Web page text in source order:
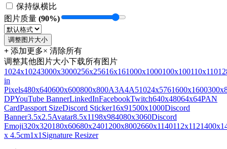
保持纵横比
图片质量 (90%)
调整图片大小
+ 添加更多× 清除所有
调整其他图片大小下载所有图片
1024x10243000x3000256x25616x161000x1000100x100110x110
in
Pixels480x640600x600800x800A3A4A51024x5761600x1600
DPYouTube BannerLinkedInFacebookTwitch640x48064x64PAN
CardPassport SizeDiscord Sticker16x91500x1000Discord
Banner3.5x2.5Avatar8.5x1198x984080x3060Discord
Emoji320x320180x60680x2401200x8002660x1140112x112
x 4.5cm1x1 Signature Resizer